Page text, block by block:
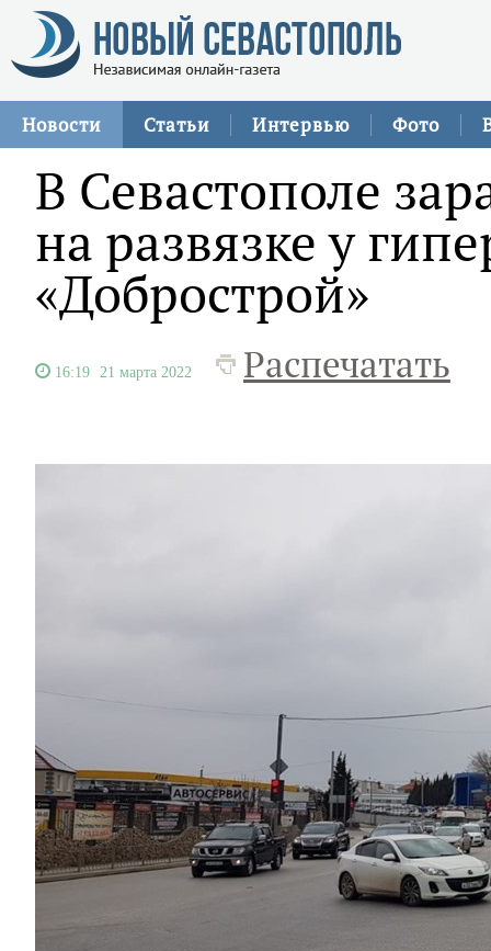
Новости Статьи Интервью Фото
В Севастополе
на развязке у
«Добрострой»
16:19 21 марта 2022 Распечатать